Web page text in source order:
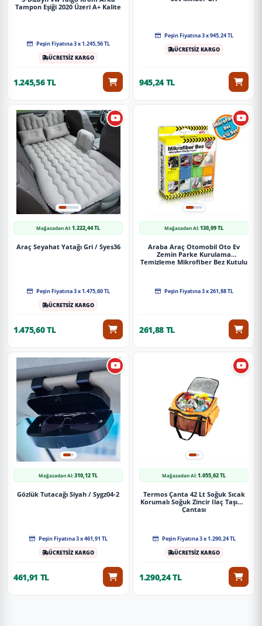
Tampon Eşiği 2020 Üzeri A+ Kalite
Peşin Fiyatına 3 x 1.245,56 TL
ÜCRETSİZ KARGO
1.245,56 TL
Peşin Fiyatına 3 x 945,24 TL
ÜCRETSİZ KARGO
945,24 TL
Mağazadan Al:1.222,44 TL
Araç Seyahat Yatağı Gri / Syes36
Peşin Fiyatına 3 x 1.475,60 TL
ÜCRETSİZ KARGO
1.475,60 TL
Mağazadan Al:130,09 TL
Araba Araç Otomobil Oto Ev
Zemin Parke Kurulama
Temizleme Mikrofiber Bez Kutulu
Peşin Fiyatına 3 x 261,88 TL
261,88 TL
Mağazadan Al:310,12 TL
Gözlük Tutacağı Siyah / Sygz04-2
Peşin Fiyatına 3 x 461,91 TL
ÜCRETSİZ KARGO
461,91 TL
Mağazadan Al:1.055,62 TL
Termos Çanta 42 Lt Soğuk Sıcak
Korumalı Soğuk Zincir Ilaç Taşıma
Çantası
Peşin Fiyatına 3 x 1.290,24 TL
ÜCRETSİZ KARGO
1.290,24 TL